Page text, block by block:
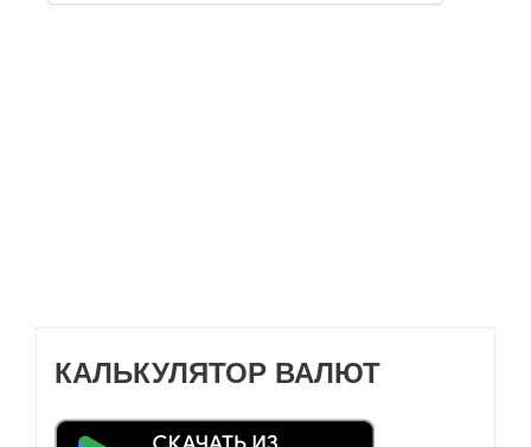
КАЛЬКУЛЯТОР ВАЛЮТ